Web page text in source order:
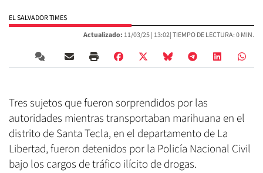
EL SALVADOR TIMES
Actualizado: 11/03/25 | 13:02| TIEMPO DE LECTURA: 0 MIN.
Tres sujetos que fueron sorprendidos por las
autoridades mientras transportaban marihuana en el
distrito de Santa Tecla, en el departamento de La
Libertad, fueron detenidos por la Policía Nacional Civil
bajo los cargos de tráfico ilícito de drogas.